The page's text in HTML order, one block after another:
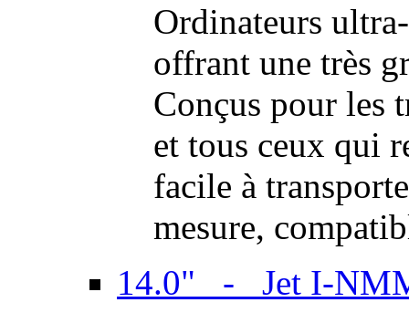
Ordinateurs
offrant une très
Conçus pour les
et tous ceux qui
facile à
mesure,
14.0" - Jet I-